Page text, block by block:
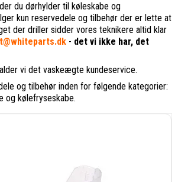
du dørhylder til køleskabe og
kun reservedele og tilbehør der er lette at
der driller sidder vores teknikere altid klar
- det vi ikke har, det
vi det vaskeægte kundeservice.
og tilbehør inden for følgende kategorier:
og kølefryseskabe.